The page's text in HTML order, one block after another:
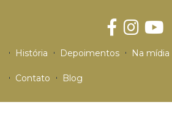
História Depoimentos Na mídia
Contato Blog